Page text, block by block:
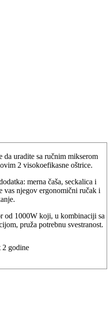
da uradite sa ručnim mikserom
2 visokoefikasne oštrice.
merna čaša, seckalica i
vas njegov ergonomični ručak i
od 1000W koji, u kombinaciji sa
pruža potrebnu svestranost.
2 godine